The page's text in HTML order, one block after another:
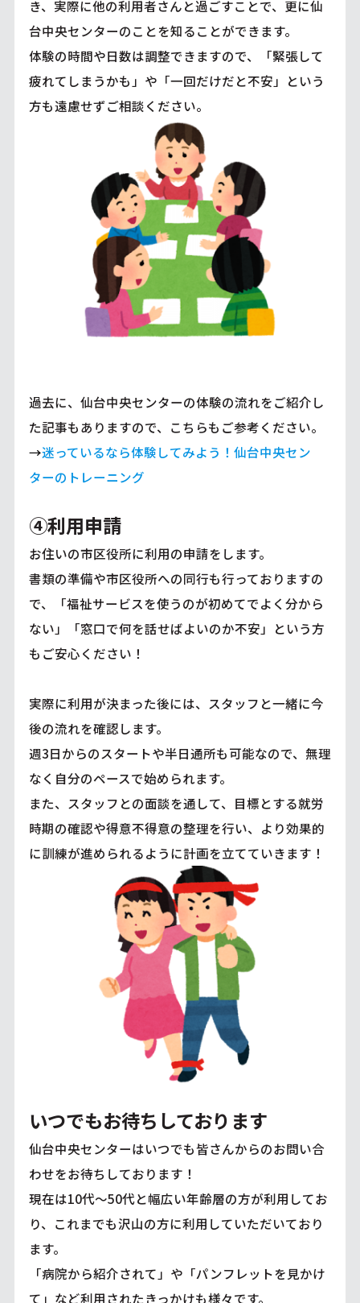
き、実際に他の利用者さんと過ごすことで、更に仙
台中央センターのことを知ることができます。
体験の時間や日数は調整できますので、「緊張して
疲れてしまうかも」や「一回だけだと不安」という
方も遠慮せずご相談ください。
過去に、仙台中央センターの体験の流れをご紹介し
た記事もありますので、こちらもご参考ください。
→迷っているなら体験してみよう！仙台中央セン
ターのトレーニング
④利用申請
お住いの市区役所に利用の申請をします。
書類の準備や市区役所への同行も行っておりますの
で、「福祉サービスを使うのが初めてでよく分から
ない」「窓口で何を話せばよいのか不安」という方
もご安心ください！
実際に利用が決まった後には、スタッフと一緒に今
後の流れを確認します。
週3日からのスタートや半日通所も可能なので、無理
なく自分のペースで始められます。
また、スタッフとの面談を通して、目標とする就労
時期の確認や得意不得意の整理を行い、より効果的
に訓練が進められるように計画を立てていきます！
いつでもお待ちしております
仙台中央センターはいつでも皆さんからのお問い合
わせをお待ちしております！
現在は10代～50代と幅広い年齢層の方が利用してお
り、これまでも沢山の方に利用していただいており
ます。
「病院から紹介されて」や「パンフレットを見かけ
て」など利用されたきっかけも様々です。